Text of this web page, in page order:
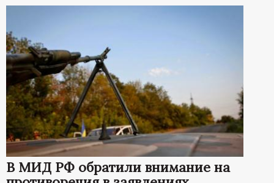
В МИД РФ обратили внимание на